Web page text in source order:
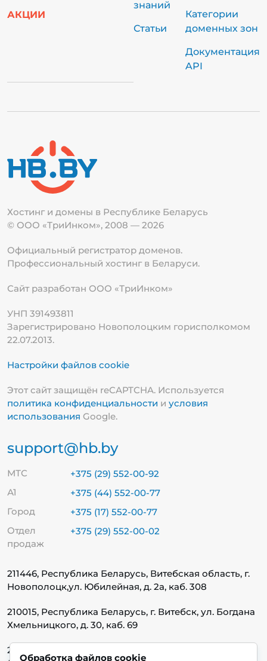
АКЦИИ
знаний
Статьи
Категории
доменных зон
Документация
API
Хостинг и домены в Республике Беларусь
© ООО «ТриИнком», 2008 — 2026
Официальный регистратор доменов.
Профессиональный хостинг в Беларуси.
Сайт разработан ООО «ТриИнком»
УНП 391493811
Зарегистрировано Новополоцким горисполкомом
22.07.2013.
Настройки файлов cookie
Этот сайт защищён reCAPTCHA. Используется
политика конфиденциальности и условия
использования Google.
support@hb.by
МТС
+375 (29) 552-00-92
А1
+375 (44) 552-00-77
Город
+375 (17) 552-00-77
Отдел
продаж
+375 (29) 552-00-02
211446, Республика Беларусь, Витебская область, г.
Новополоцк,ул. Юбилейная, д. 2а, каб. 308
210015, Республика Беларусь, г. Витебск, ул. Богдана
Хмельницкого, д. 30, каб. 69
220140, Республика Беларусь, г. Минск, ул.
Обработка файлов cookie